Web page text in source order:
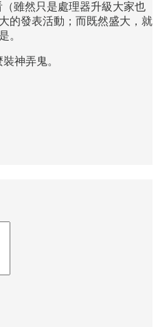
雖然只是處理器升級大家也
的發表活動；而既然盛大，就
。
神弄鬼。